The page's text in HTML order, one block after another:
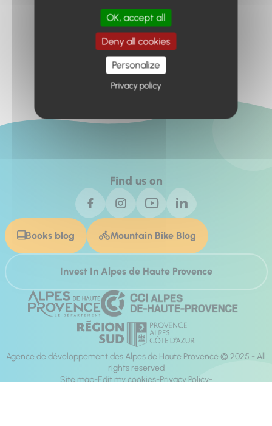
recherché.
Retour à l'accueil
Find us on
Books blog Mountain Bike Blog
Invest In Alpes de Haute Provence
Agence de développement des Alpes de Haute Provence © 2025 - All
rights reserved
Site map Edit my cookies Privacy Policy
OK, accept all
Deny all cookies
Personalize
Privacy policy